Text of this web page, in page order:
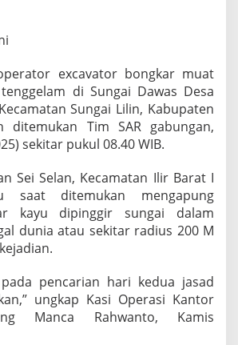
a
a
O
p
r
o
E
x
a
a
t
o
r
excavator bongkar muat
di Sungai Dawas Desa
Sungai Lilin, Kabupaten
ditemukan Tim SAR gabungan,
sekitar pukul 08.40 WIB.
Sei Selan, Kecamatan Ilir Barat I
saat ditemukan mengapung
kayu dipinggir sungai dalam
dunia atau sekitar radius 200 M
pada pencarian hari kedua jasad
ungkap Kasi Operasi Kantor
Manca Rahwanto, Kamis